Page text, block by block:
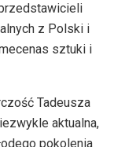
z Polski i
sztuki i
Tadeusza
aktualna,
pokolenia